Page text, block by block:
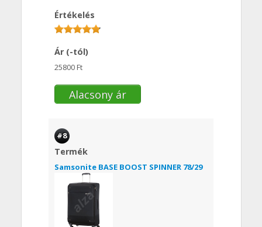
Értékelés
Ár (-tól)
25800 Ft
Alacsony ár
#8
Termék
Samsonite BASE BOOST SPINNER 78/29